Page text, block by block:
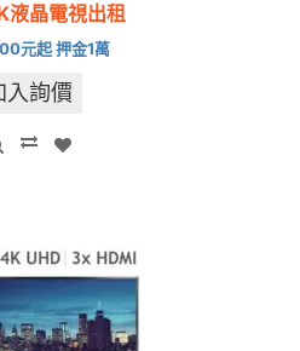
晶電視出租
元起 押金1萬
入詢價